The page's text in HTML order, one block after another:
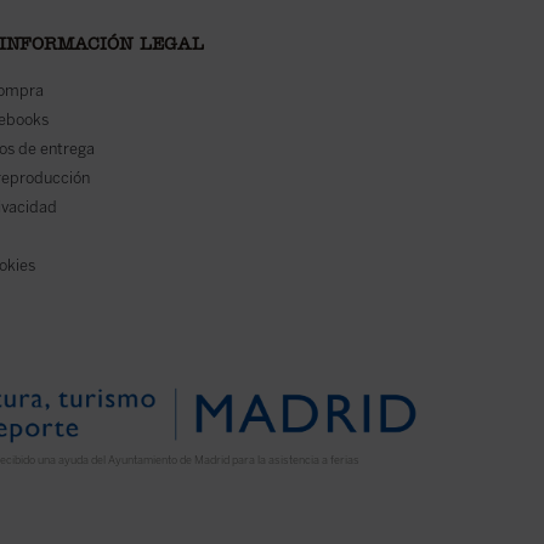
LEGAL
de entrega
una ayuda del Ayuntamiento de Madrid para la asistencia a ferias